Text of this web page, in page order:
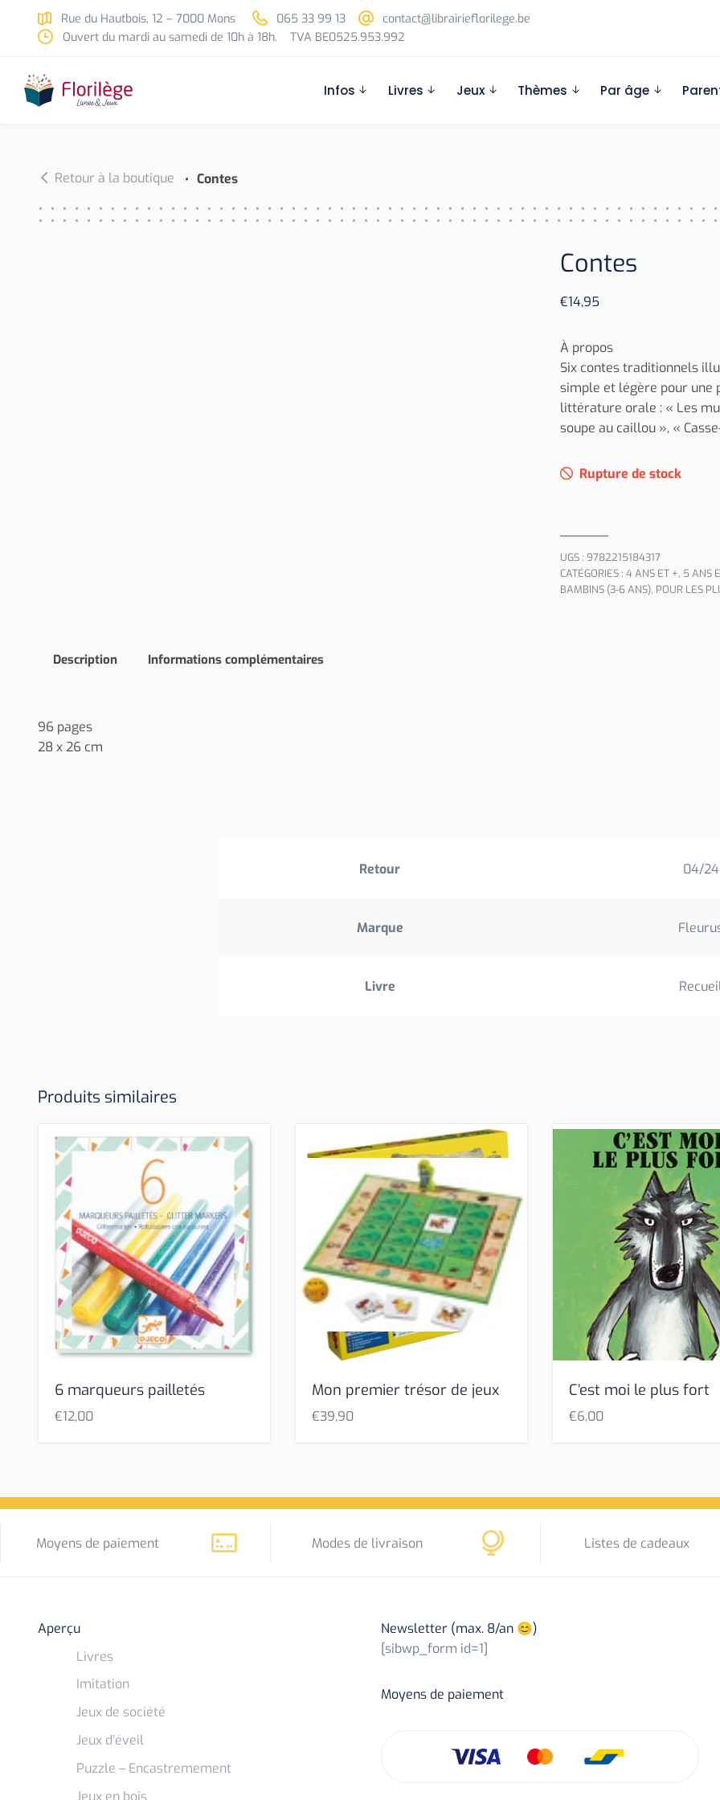
Skip to main content
Rue du Hautbois, 12 – 7000 Mons 065 33 99 13
contact@librairieflorilege.be
Ouvert du mardi au samedi de 10h à 18h.
TVA BE0525.953.992
Infos Livres Jeux Thèmes Par âge
Retour à la boutique Contes
Contes
€14,95
À propos
Six contes traditionnels
simple et légère pour une
littérature orale : « Les
soupe au caillou », «
Rupture de stock
UGS : 9782215184317
CATÉGORIES : 4 ANS ET +, 5 ANS
BAMBINS (3-6 ANS), POUR LES
Description Informations complémentaires
96 pages
28 x 26 cm
Retour 04/24
Marque
Livre
Produits similaires
6 marqueurs pailletés
€12,00
Mon premier trésor de jeux
€39,90
C’est moi le plus fort
€6,00
Moyens de paiement Modes de livraison Listes de cadeaux
Aperçu
Livres
Imitation
Jeux de société
Jeux d’éveil
Puzzle – Encastremement
Jeux en bois
Newsletter (max. 8/an 😊)
[sibwp_form id=1]
Moyens de paiement